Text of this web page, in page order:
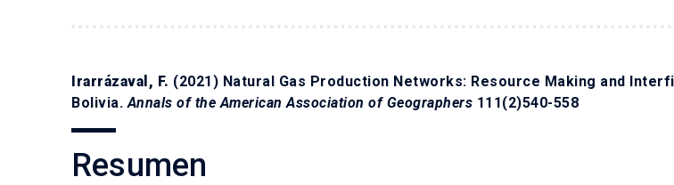
Irarrázaval, F. (2021) Natural Gas Production Networks: Resource Making and
Bolivia.Annals of the American Association of Geographers 111(2)540-558
Resumen